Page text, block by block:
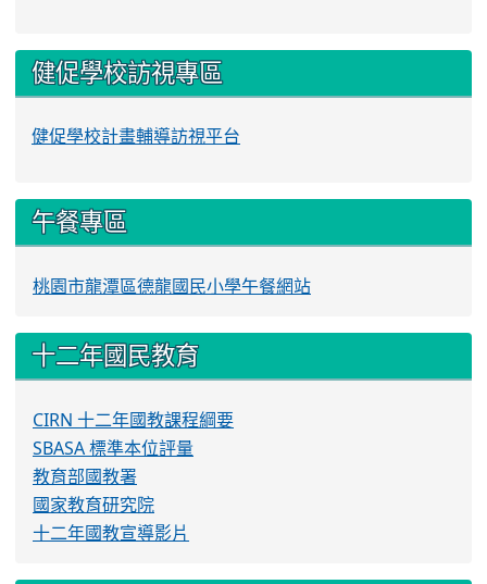
健促學校訪視專區
健促學校計畫輔導訪視平台
午餐專區
桃園市龍潭區德龍國民小學午餐網站
十二年國民教育
CIRN 十二年國教課程綱要
SBASA 標準本位評量
教育部國教署
國家教育研究院
十二年國教宣導影片